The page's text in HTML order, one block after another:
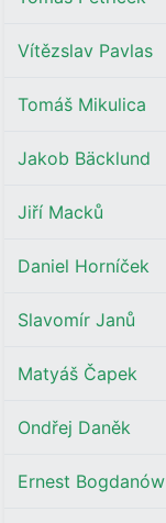
Vítězslav Pavlas
Tomáš Mikulica
Jakob Bäcklund
Jiří Macků
Daniel Horníček
Slavomír Janů
Matyáš Čapek
Ondřej Daněk
Ernest Bogdanów